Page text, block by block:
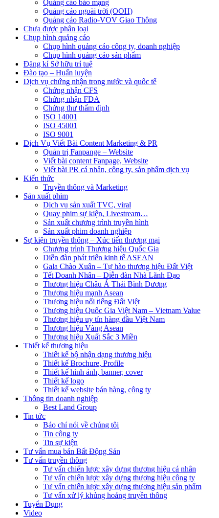
Quảng cáo báo mạng
Quảng cáo ngoài trời (OOH)
Quảng cáo Radio-VOV Giao Thông
Chưa được phân loại
Chụp hình quảng cáo
Chụp hình quảng cáo công ty, doanh nghiệp
Chụp hình quảng cáo sản phẩm
Đăng kí Sở hữu trí tuệ
Đào tạo – Huấn luyện
Dịch vụ chứng nhận trong nước và quốc tế
Chứng nhận CFS
Chứng nhận FDA
Chứng thư thẩm định
ISO 14001
ISO 45001
ISO 9001
Dịch Vụ Viết Bài Content Marketing & PR
Quản trị Fanpange – Website
Viết bài content Fanpage, Website
Viết bài PR cá nhân, công ty, sản phẩm dịch vụ
Kiến thức
Truyền thông và Marketing
Sản xuất phim
Dịch vụ sản xuất TVC, viral
Quay phim sự kiện, Livestream…
Sản xuất chương trình truyền hình
Sản xuất phim doanh nghiệp
Sự kiện truyền thông – Xúc tiến thương mại
Chương trình Thương hiệu Quốc Gia
Diễn đàn phát triển kinh tế ASEAN
Gala Chào Xuân – Tự hào thương hiệu Đất Việt
Tết Doanh Nhân – Diễn đàn Nhà Lãnh Đạo
Thương hiệu Châu Á Thái Bình Dương
Thương hiệu mạnh Asean
Thương hiệu nổi tiếng Đất Việt
Thương hiệu Quốc Gia Việt Nam – Vietnam Value
Thương hiệu uy tín hàng đầu Việt Nam
Thương hiệu Vàng Asean
Thương hiệu Xuất Sắc 3 Miền
Thiết kế thương hiệu
Thiết kế bộ nhận dạng thương hiệu
Thiết kế Brochure, Profile
Thiết kế hình ảnh, banner, cover
Thiết kế logo
Thiết kế website bán hàng, công ty
Thông tin doanh nghiệp
Best Land Group
Tin tức
Báo chí nói về chúng tôi
Tin công ty
Tin sự kiện
Tư vấn mua bán Bất Động Sản
Tư vấn truyền thông
Tư vấn chiến lược xây dựng thương hiệu cá nhân
Tư vấn chiến lược xây dựng thương hiệu công ty
Tư vấn chiến lược xây dựng thương hiệu sản phẩm
Tư vấn xử lý khủng hoảng truyền thông
Tuyển Dụng
Video